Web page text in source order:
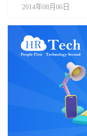
2014年08月06日